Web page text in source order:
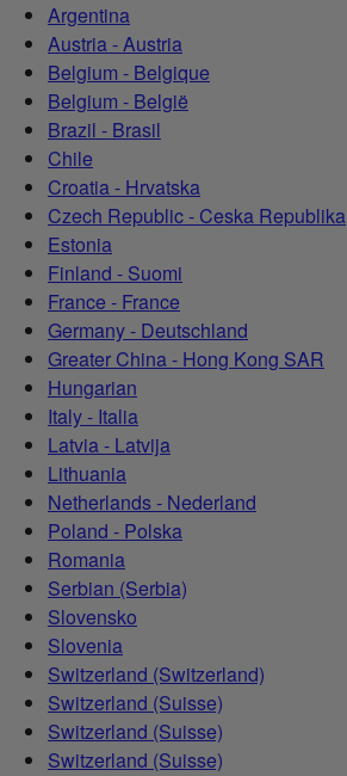
Argentina
Austria - Austria
Belgium - Belgique
Belgium - België
Brazil - Brasil
Chile
Croatia - Hrvatska
Czech Republic - Ceska Republika
Estonia
Finland - Suomi
France - France
Germany - Deutschland
Greater China - Hong Kong SAR
Hungarian
Italy - Italia
Latvia - Latvija
Lithuania
Netherlands - Nederland
Poland - Polska
Romania
Serbian (Serbia)
Slovensko
Slovenia
Switzerland (Switzerland)
Switzerland (Suisse)
Switzerland (Suisse)
Switzerland (Suisse)